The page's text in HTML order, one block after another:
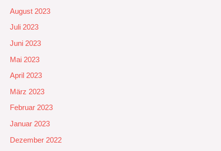
August 2023
Juli 2023
Juni 2023
Mai 2023
April 2023
März 2023
Februar 2023
Januar 2023
Dezember 2022